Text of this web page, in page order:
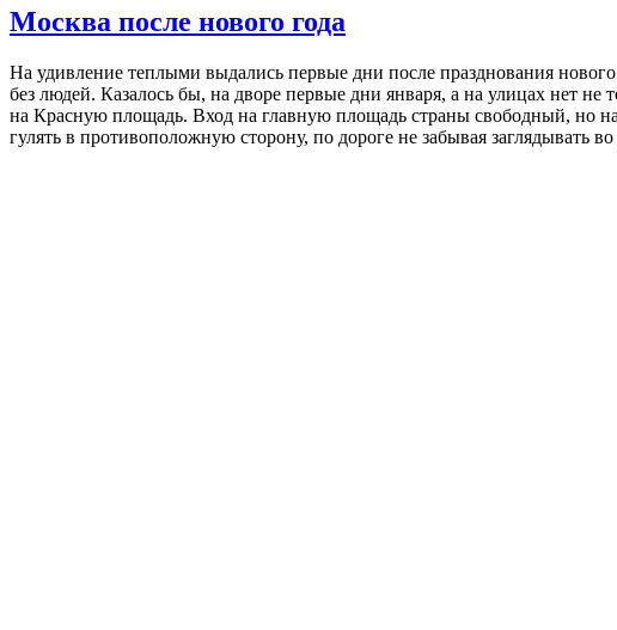
Москва после нового года
На удивление теплыми выдались первые дни после празднования
без людей. Казалось бы, на дворе первые дни января, а на улицах нет не
на Красную площадь. Вход на главную площадь страны свободный, но
гулять в противоположную сторону, по дороге не забывая заглядывать